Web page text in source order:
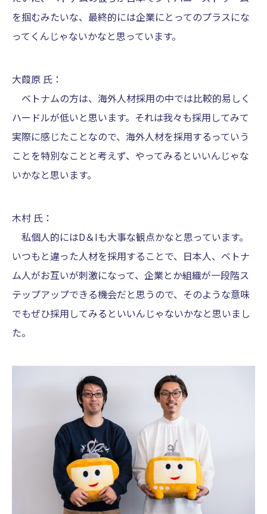
を掴むみたいな、最終的には企業にとってのプラスにな
ってくんじゃないかなと思っています。
大葭原 氏：
ベトナムの方は、海外人材採用の中では比較的易しく
ハードルが低いと思います。それは我々も採用してみて
実際に感じたことなので、海外人材を採用するっていう
ことを特別なことと考えず、やってみるといいんじゃな
いかなと思います。
木村 氏：
私個人的にはD＆Iも大事な観点かなと思っています。
いつもと違った人材を採用することで、日本人、ベトナ
ム人がお互いが刺激になって、企業とか組織が一段階ス
テップアップできる機会だと思うので、そのような意味
でもぜひ採用してみるといいんじゃないかなと思いまし
た。